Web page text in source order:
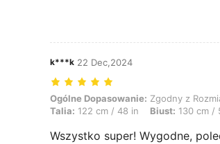
k***k 22 Dec,2024
Ogólne Dopasowanie: Zgodny z
Ogólne Dopasowanie: Zgodny z
Talia: 122 cm / 48 in Biust: 130 cm /
Wszystko super! Wygodne,